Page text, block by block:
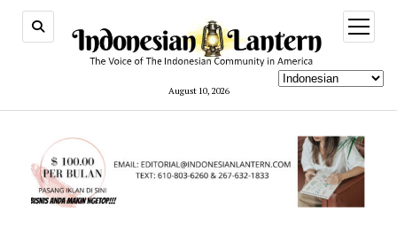
August 10, 2026
open
menu